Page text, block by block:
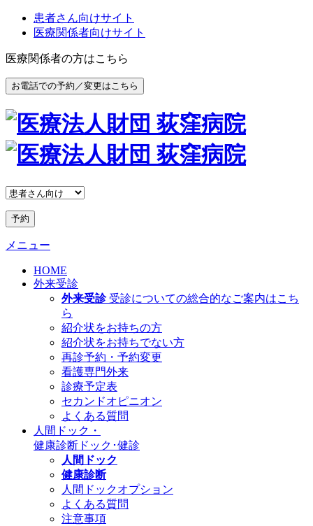
患者さん向けサイト
医療関係者向けサイト
医療関係者の方はこちら
お電話での予約／変更はこちら
予約
メニュー
HOME
外来受診
外来受診 受診についての総合的なご案内はこち
ら
紹介状をお持ちの方
紹介状をお持ちでない方
再診予約・予約変更
看護専門外来
診療予定表
セカンドオピニオン
よくある質問
人間ドック・
健康診断 ドック･健診
人間ドック
健康診断
人間ドックオプション
よくある質問
注意事項